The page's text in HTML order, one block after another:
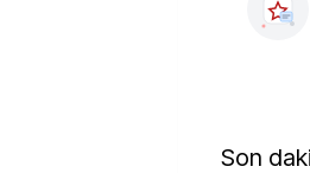
Son dakika haberleri... İletişim Başkanı Fahrettin